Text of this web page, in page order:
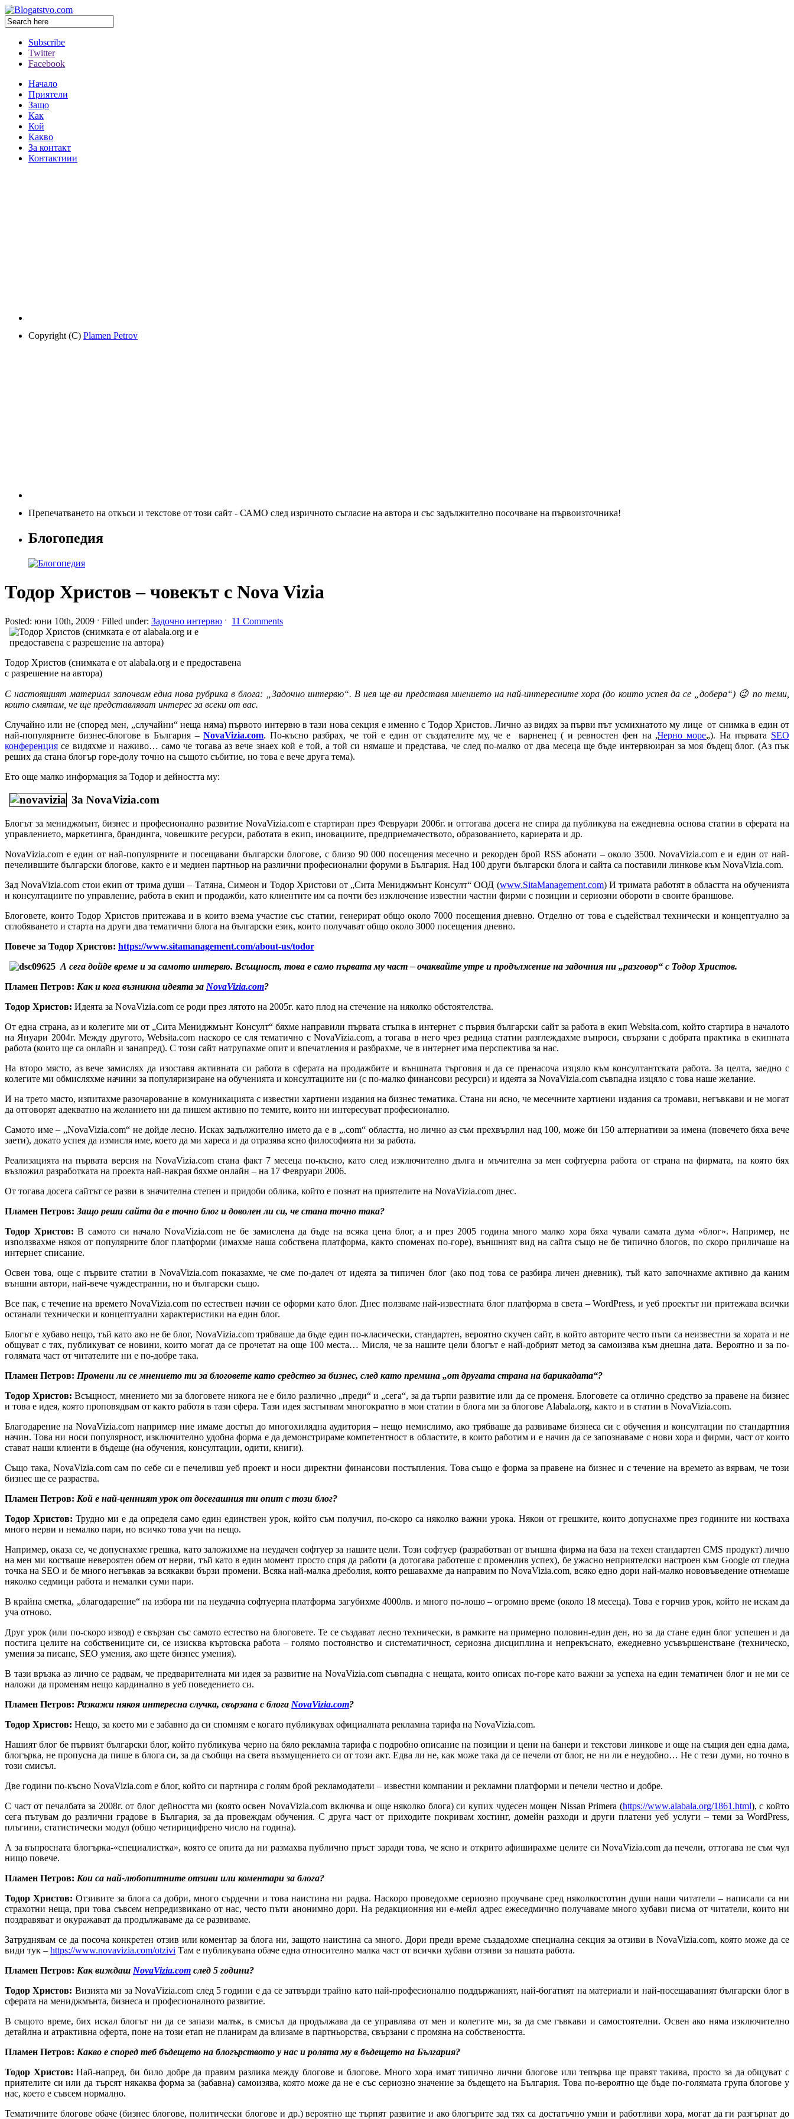
Subscribe
Twitter
Facebook
Начало
Приятели
Защо
Как
Кой
Какво
За контакт
Контактиии
Copyright (C) Plamen Petrov
Препечатването на откъси и текстове от този сайт - САМО след изричното съгласие на автора и със задължително посочване на първоизточника!
Блогопедия
Тодор Христов – човекът с Nova Vizia
Posted: юни 10th, 2009 ˑ Filled under: Задочно интервю ˑ 11 Comments
Тодор Христов (снимката е от alabala.org и е предоставена
с разрешение на автора)
С настоящият материал започвам една нова рубрика в блога: „ Задочно интервю“. В нея ще ви представя мнението на най-интересните хора (до които успея да се „добера“) 😉 по теми,
които смятам, че ще представляват интерес за всеки от вас.
Случайно или не (според мен, „случайни“ неща няма) първото интервю в тази нова секция е именно с Тодор Христов. Лично аз видях за първи път усмихнатото му лице от снимка в един от
най-популярните бизнес-блогове в България –NovaVizia.com. По-късно разбрах, че той е един от създателите му, че е варненец ( и ревностен фен на „Черно море„). На първата SEO
конференция се видяхме и наживо… само че тогава аз вече знаех кой е той, а той си нямаше и представа, че след по-малко от два месеца ще бъде интервюиран за моя бъдещ блог. (Аз пък
реших да стана блогър горе-долу точно на същото събитие, но това е вече друга тема).
Ето още малко информация за Тодор и дейността му:
За NovaVizia.com
Блогът за мениджмънт, бизнес и професионално развитие NovaVizia.com е стартиран през Февруари 2006г. и оттогава досега не спира да публикува на ежедневна основа статии в сферата на
управлението, маркетинга, брандинга, човешките ресурси, работата в екип, иновациите, предприемачеството, образованието, кариерата и др.
NovaVizia.com е един от най-популярните и посещавани български блогове, с близо 90 000 посещения месечно и рекорден брой RSS абонати – около 3500. NovaVizia.com е и един от най-
печелившите български блогове, както е и медиен партньор на различни професионални форуми в България. Над 100 други български блога и сайта са поставили линкове към NovaVizia.com.
Зад NovaVizia.com стои екип от трима души – Татяна, Симеон и Тодор Христови от „Сита Мениджмънт Консулт“ ООД (www.SitaManagement.com) И тримата работят в областта на обученията
и консултациите по управление, работа в екип и продажби, като клиентите им са почти без изключение известни частни фирми с позиции и сериозни обороти в своите браншове.
Блоговете, които Тодор Христов притежава и в които взема участие със статии, генерират общо около 7000 посещения дневно. Отделно от това е съдействал технически и концептуално за
сглобяването и старта на други два тематични блога на български език, които получават общо около 3000 посещения дневно.
Повече за Тодор Христов: https://www.sitamanagement.com/about-us/todor
А сега дойде време и за самото интервю. Всъщност, това е само първата му част – очаквайте утре и продължение на задочния ни „разговор“ с Тодор Христов.
Пламен Петров: Как и кога възникна идеята за NovaVizia.com?
Тодор Христов: Идеята за NovaVizia.com се роди през лятото на 2005г. като плод на стечение на няколко обстоятелства.
От една страна, аз и колегите ми от „Сита Мениджмънт Консулт“ бяхме направили първата стъпка в интернет с първия български сайт за работа в екип Websita.com, който стартира в началото
на Януари 2004г. Между другото, Websita.com наскоро се сля тематично с NovaVizia.com, а тогава в него чрез редица статии разглеждахме въпроси, свързани с добрата практика в екипната
работа (които ще са онлайн и занапред). С този сайт натрупахме опит и впечатления и разбрахме, че в интернет има перспектива за нас.
На второ място, аз вече замислях да изоставя активната си работа в сферата на продажбите и външната търговия и да се пренасоча изцяло към консултантската работа. За целта, заедно с
колегите ми обмисляхме начини за популяризиране на обученията и консултациите ни (с по-малко финансови ресурси) и идеята за NovaVizia.com съвпадна изцяло с това наше желание.
И на трето място, изпитахме разочарование в комуникацията с известни хартиени издания на бизнес тематика. Стана ни ясно, че месечните хартиени издания са тромави, негъвкави и не могат
да отговорят адекватно на желанието ни да пишем активно по темите, които ни интересуват професионално.
Самото име – „NovaVizia.com“ не дойде лесно. Исках задължително името да е в „.com“ областта, но лично аз съм прехвърлил над 100, може би 150 алтернативи за имена (повечето бяха вече
заети), докато успея да измисля име, което да ми хареса и да отразява ясно философията ни за работа.
Реализацията на първата версия на NovaVizia.com стана факт 7 месеца по-късно, като след изключително дълга и мъчителна за мен софтуерна работа от страна на фирмата, на която бях
възложил разработката на проекта най-накрая бяхме онлайн – на 17 Февруари 2006.
От тогава досега сайтът се разви в значителна степен и придоби облика, който е познат на приятелите на NovaVizia.com днес.
Пламен Петров: Защо реши сайта да е точно блог и доволен ли си, че стана точно така?
Тодор Христов:В самото си начало NovaVizia.com не бе замислена да бъде на всяка цена блог, а и през 2005 година много малко хора бяха чували самата дума «блог». Например, не
използвахме някоя от популярните блог платформи (имахме наша собствена платформа, както споменах по-горе), външният вид на сайта също не бе типично блогов, по скоро приличаше на
интернет списание.
Освен това, още с първите статии в NovaVizia.com показахме, че сме по-далеч от идеята за типичен блог (ако под това се разбира личен дневник), тъй като започнахме активно да каним
външни автори, най-вече чуждестранни, но и български също.
Все пак, с течение на времето NovaVizia.com по естествен начин се оформи като блог. Днес ползваме най-известната блог платформа в света – WordPress, и уеб проектът ни притежава всички
останали технически и концептуални характеристики на един блог.
Блогът е хубаво нещо, тъй като ако не бе блог, NovaVizia.com трябваше да бъде един по-класически, стандартен, вероятно скучен сайт, в който авторите често пъти са неизвестни за хората и не
общуват с тях, публикуват се новини, които могат да се прочетат на още 100 места… Мисля, че за нашите цели блогът е най-добрият метод за самоизява към днешна дата. Вероятно и за по-
голямата част от читателите ни е по-добре така.
Пламен Петров: Промени ли се мнението ти за блоговете като средство за бизнес, след като премина „от другата страна на барикадата“?
Тодор Христов:Всъщност, мнението ми за блоговете никога не е било различно „преди“ и „сега“, за да търпи развитие или да се променя. Блоговете са отлично средство за правене на бизнес
и това е идея, която проповядвам от както работя в тази сфера. Тази идея застъпвам многократно в мои статии в блога ми за блогове Alabala.org, както и в статии в NovaVizia.com.
Благодарение на NovaVizia.com например ние имаме достъп до многохилядна аудитория – нещо немислимо, ако трябваше да развиваме бизнеса си с обучения и консултации по стандартния
начин. Това ни носи популярност, изключително удобна форма е да демонстрираме компетентност в областите, в които работим и е начин да се запознаваме с нови хора и фирми, част от които
стават наши клиенти в бъдеще (на обучения, консултации, одити, книги).
Също така, NovaVizia.com сам по себе си е печеливш уеб проект и носи директни финансови постъпления. Това също е форма за правене на бизнес и с течение на времето аз вярвам, че този
бизнес ще се разраства.
Пламен Петров: Кой е най-ценният урок от досегашния ти опит с този блог?
Тодор Христов: Трудно ми е да определя само един единствен урок, който съм получил, по-скоро са няколко важни урока. Някои от грешките, които допуснахме през годините ни костваха
много нерви и немалко пари, но всичко това учи на нещо.
Например, оказа се, че допуснахме грешка, като заложихме на неудачен софтуер за нашите цели. Този софтуер (разработван от външна фирма на база на техен стандартен CMS продукт) лично
на мен ми костваше невероятен обем от нерви, тъй като в един момент просто спря да работи (а дотогава работеше с променлив успех), бе ужасно неприятелски настроен към Google от гледна
точка на SEO и бе много негъвкав за всякакви бързи промени. Всяка най-малка дреболия, която решавахме да направим по NovaVizia.com, всяко едно дори най-малко нововъведение отнемаше
няколко седмици работа и немалки суми пари.
В крайна сметка, „благодарение“ на избора ни на неудачна софтуерна платформа загубихме 4000лв. и много по-лошо – огромно време (около 18 месеца). Това е горчив урок, който не искам да
уча отново.
Друг урок (или по-скоро извод) е свързан със самото естество на блоговете. Те се създават лесно технически, в рамките на примерно половин-един ден, но за да стане един блог успешен и да
постига целите на собствениците си, се изисква къртовска работа – голямо постоянство и систематичност, сериозна дисциплина и непрекъснато, ежедневно усъвършенстване (техническо,
умения за писане, SEO умения, ако щете бизнес умения).
В тази връзка аз лично се радвам, че предварителната ми идея за развитие на NovaVizia.com съвпадна с нещата, които описах по-горе като важни за успеха на един тематичен блог и не ми се
наложи да променям нещо кардинално в уеб поведението си.
Пламен Петров: Разкажи някоя интересна случка, свързана с блога NovaVizia.com?
Тодор Христов: Нещо, за което ми е забавно да си спомням е когато публикувах официалната рекламна тарифа на NovaVizia.com.
Нашият блог бе първият български блог, който публикува черно на бяло рекламна тарифа с подробно описание на позиции и цени на банери и текстови линкове и още на същия ден една дама,
блогърка, не пропусна да пише в блога си, за да съобщи на света възмущението си от този акт. Едва ли не, как може така да се печели от блог, не ни ли е неудобно… Не с тези думи, но точно в
този смисъл.
Две години по-късно NovaVizia.com е блог, който си партнира с голям брой рекламодатели – известни компании и рекламни платформи и печели честно и добре.
С част от печалбата за 2008г. от блог дейността ми (която освен NovaVizia.com включва и още няколко блога) си купих чудесен мощен Nissan Primera (https://www.alabala.org/1861.html), с който
сега пътувам до различни градове в България, за да провеждам обучения. С друга част от приходите покривам хостинг, домейн разходи и други платени уеб услуги – теми за WordPress,
плъгини, статистически модул (общо четирицифрено число на година).
А за въпросната блогърка-«специалистка», която се опита да ни размахва публично пръст заради това, че ясно и открито афиширахме целите си NovaVizia.com да печели, оттогава не съм чул
нищо повече.
Пламен Петров: Кои са най-любопитните отзиви или коментари за блога?
Тодор Христов:Отзивите за блога са добри, много сърдечни и това наистина ни радва. Наскоро проведохме сериозно проучване сред няколкостотин души наши читатели – написали са ни
страхотни неща, при това съвсем непредизвикано от нас, често пъти анонимно дори. На редакционния ни е-мейл адрес ежеседмично получаваме много хубави писма от читатели, които ни
поздравяват и окуражават да продължаваме да се развиваме.
Затруднявам се да посоча конкретен отзив или коментар за блога ни, защото наистина са много. Дори преди време създадохме специална секция за отзиви в NovaVizia.com, която може да се
види тук – https://www.novavizia.com/otzivi Там е публикувана обаче една относително малка част от всички хубави отзиви за нашата работа.
Пламен Петров: Как виждаш NovaVizia.com след 5 години?
Тодор Христов: Визията ми за NovaVizia.com след 5 години е да се затвърди трайно като най-професионално поддържаният, най-богатият на материали и най-посещаваният български блог в
сферата на мениджмънта, бизнеса и професионалното развитие.
В същото време, бих искал блогът ни да се запази малък, в смисъл да продължава да се управлява от мен и колегите ми, за да сме гъвкави и самостоятелни. Освен ако няма изключително
детайлна и атрактивна оферта, поне на този етап не планирам да влизаме в партньорства, свързани с промяна на собствеността.
Пламен Петров: Какво е според теб бъдещето на блогърството у нас и ролята му в бъдещето на България?
Тодор Христов:Най-напред, би било добре да правим разлика между блогове и блогове. Много хора имат типично лични блогове или тепърва ще правят такива, просто за да общуват с
приятелите си или да търсят някаква форма за (забавна) самоизява, която може да не е със сериозно значение за бъдещето на България. Това по-вероятно ще бъде по-голямата група блогове у
нас, което е съвсем нормално.
Тематичните блогове обаче (бизнес блогове, политически блогове и др.) вероятно ще търпят развитие и ако блогърите зад тях са достатъчно умни и работливи хора, могат да ги разгърнат до